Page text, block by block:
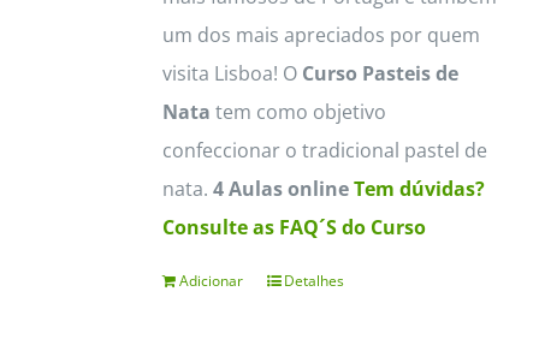
be
chosen
on
the
product
page
um dos mais apreciados por quem
visita Lisboa! O Curso Pasteis de
Nata tem como objetivo
confeccionar o tradicional pastel de
nata. 4 Aulas onlineTem dúvidas?
Consulte as FAQ´S do Curso
Adicionar Detalhes